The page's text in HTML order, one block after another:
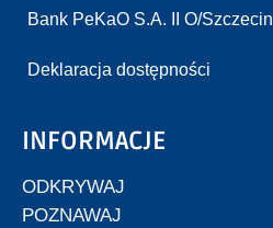
Bank PeKaO S.A. II O/Szczecin
Deklaracja dostępności
INFORMACJE
ODKRYWAJ
POZNAWAJ